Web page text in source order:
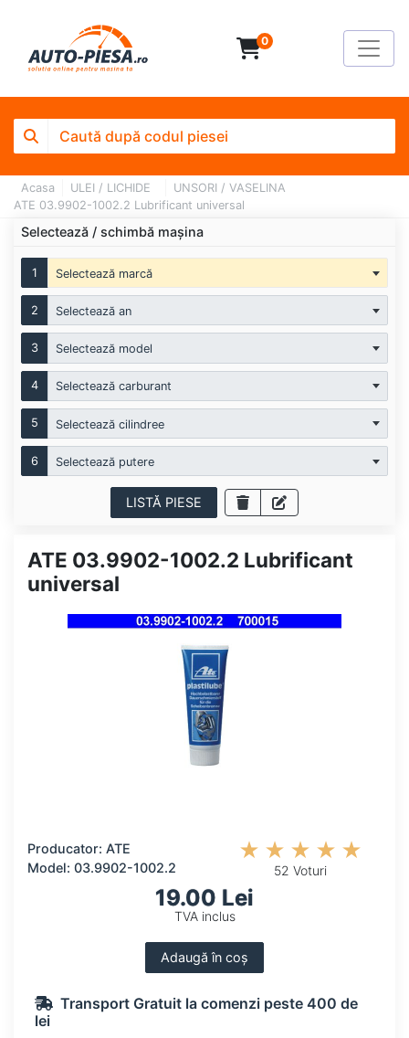
0
Acasa ULEI / LICHIDE
UNSORI / VASELINA
ATE 03.9902-1002.2 Lubrificant universal
Selectează / schimbă mașina
1 Selectează marcă
2 Selectează an
3 Selectează model
4 Selectează carburant
5 Selectează cilindree
6 Selectează putere
LISTĂ PIESE
ATE 03.9902-1002.2 Lubrificant
universal
Producator: ATE
Model: 03.9902-1002.2
52 Voturi
19.00 Lei
TVA inclus
Adaugă în coș
Transport Gratuit la comenzi peste 400 de
lei